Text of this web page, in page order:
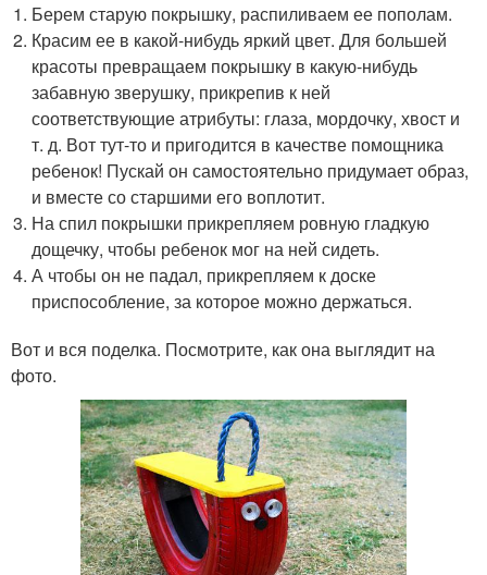
Берем старую покрышку, распиливаем ее пополам.
Красим ее в какой-нибудь яркий цвет. Для большей
красоты превращаем покрышку в какую-нибудь
забавную зверушку, прикрепив к ней
соответствующие атрибуты: глаза, мордочку, хвост и
т. д. Вот тут-то и пригодится в качестве помощника
ребенок! Пускай он самостоятельно придумает образ,
и вместе со старшими его воплотит.
На спил покрышки прикрепляем ровную гладкую
дощечку, чтобы ребенок мог на ней сидеть.
А чтобы он не падал, прикрепляем к доске
приспособление, за которое можно держаться.
Вот и вся поделка. Посмотрите, как она выглядит на
фото.